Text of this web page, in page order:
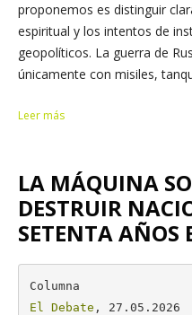
proponemos es distinguir
espiritual y los intentos de
geopolíticos. La guerra de
únicamente con misiles,
Leer más
LA MÁQUINA
DESTRUIR
SETENTA AÑOS
El Debate , 27.05.2026